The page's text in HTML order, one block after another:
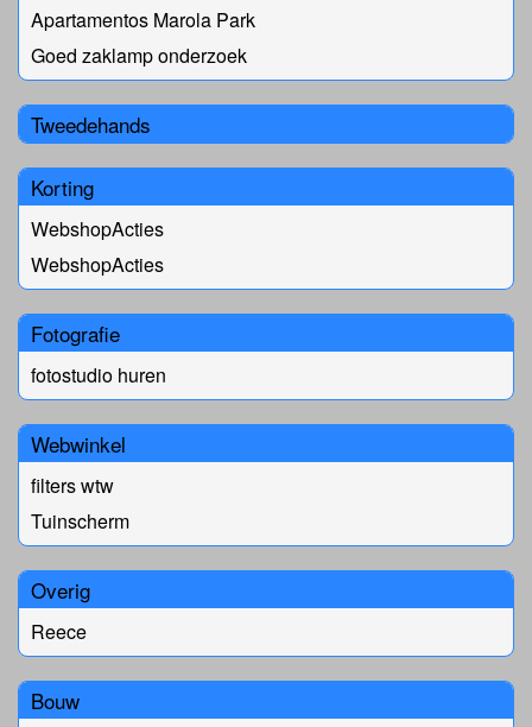
Apartamentos Marola Park
Goed zaklamp onderzoek
Tweedehands
Korting
WebshopActies
WebshopActies
Fotografie
fotostudio huren
Webwinkel
filters wtw
Tuinscherm
Overig
Reece
Bouw